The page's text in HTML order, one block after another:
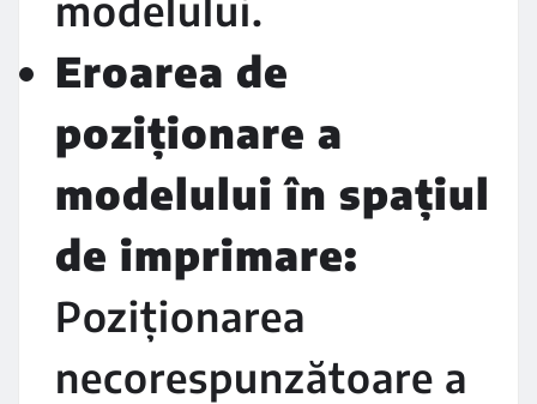
Eroarea de
poziționare a
modelului în spațiul
de imprimare:
Poziționarea
necorespunzătoare a